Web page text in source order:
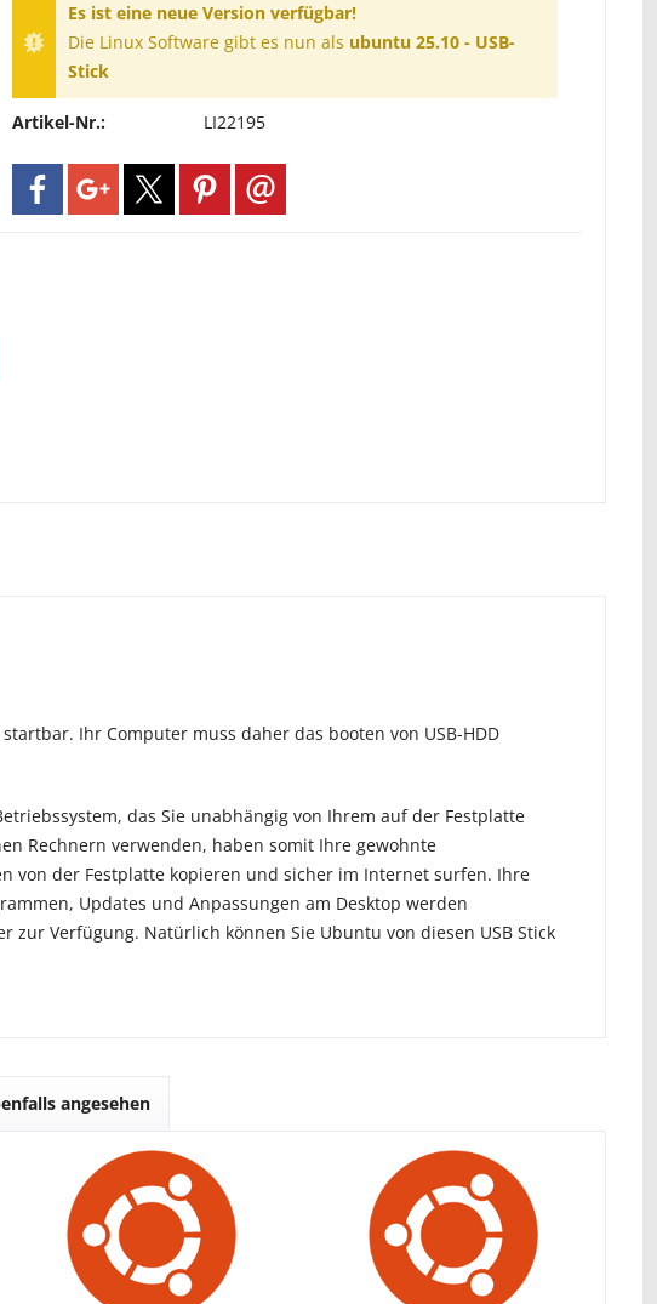
Es ist eine neue Version verfügbar!
Die Linux Software gibt es nun als ubuntu 25.10 - USB-
Stick
Artikel-Nr.: LI22195
Ihr Computer muss daher das booten von USB-HDD
das Sie unabhängig von Ihrem auf der Festplatte
Rechnern verwenden, haben somit Ihre gewohnte
von der Festplatte kopieren und sicher im Internet surfen. Ihre
Updates und Anpassungen am Desktop werden
Verfügung. Natürlich können Sie Ubuntu von diesen USB Stick
angesehen